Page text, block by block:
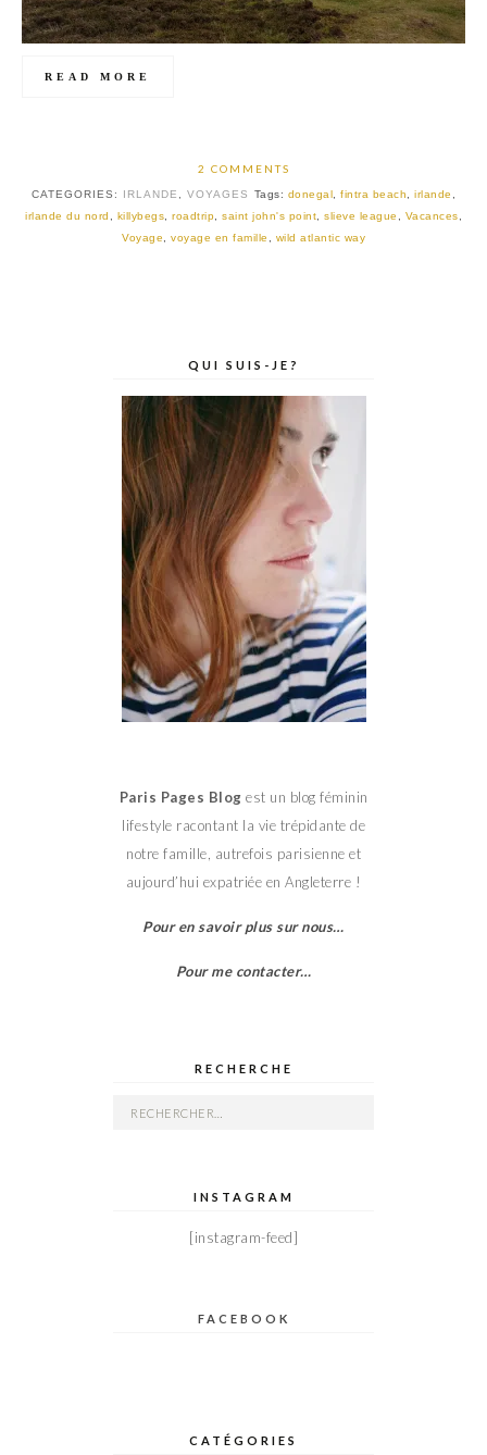
READ MORE
2 COMMENTS
CATEGORIES: IRLANDE , VOYAGES Tags: donegal ,fintra beach,irlande ,
irlande du nord , killybegs, roadtrip, saint john's point, slieve league , Vacances,
Voyage, voyage en famille , wild atlantic way
QUI SUIS-JE?
Paris Pages Blog est un blog féminin
lifestyle racontant la vie trépidante de
notre famille, autrefois parisienne et
aujourd’hui expatriée en Angleterre !
Pour en savoir plus sur nous…
Pour me contacter…
RECHERCHE
Rechercher :
INSTAGRAM
[instagram-feed]
FACEBOOK
CATÉGORIES